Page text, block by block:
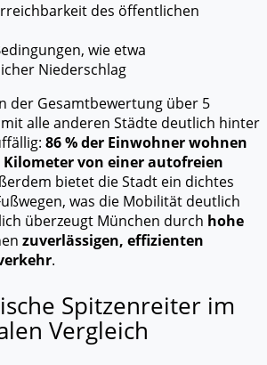
des öffentlichen
wie etwa
Niederschlag
der Gesamtbewertung über 5
alle anderen Städte deutlich hinter
86 % der Einwohner wohnen
von einer autofreien
bietet die Stadt ein dichtes
was die Mobilität deutlich
überzeugt München durch hohe
zuverlässigen, effizienten
.
Spitzenreiter im
Vergleich